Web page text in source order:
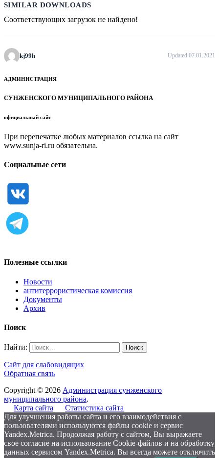
SIMILAR DOWNLOADS
Соответствующих загрузок не найдено!
kj99h Updated 07.01.2021
АДМИНИСТРАЦИЯ
СУНЖЕНСКОГО МУНИЦИПАЛЬНОГО РАЙОНА
официальный сайт
При перепечатке любых материалов ссылка на сайт
www.sunja-ri.ru обязательна.
Социальные сети
Полезные ссылки
Новости
антитеррористическая комиссия
Документы
Архив
Поиск
Найти:
Сайт для слабовидящих
Обратная связь
Copyright © 2026 Администрация сунженского
муниципального района.
Карта сайта
Статистика сайта
Для улучшения работы сайта и его взаимодействия с
пользователями используются файлы cookie и сервис
Yandex.Metrica. Продолжая работу с сайтом, Вы выражаете
свое согласие на использование Cookie-файлов и на обработку
данных сервисом Yandex.Metrica. Вы всегда можете отключить